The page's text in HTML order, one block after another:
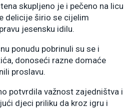
skupljeno je i pečeno na licu
delicije širio se cijelim
jesensku idilu.
ponudu pobrinuli su se i
donoseći razne domaće
proslavu.
potvrdila važnost zajedništva i
djeci priliku da kroz igru i